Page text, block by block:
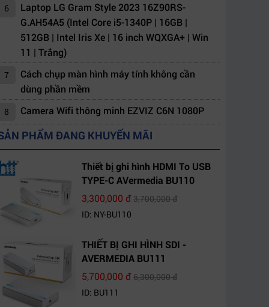
6
Laptop LG Gram Style 2023 16Z90RS-
G.AH54A5 (Intel Core i5-1340P | 16GB |
512GB | Intel Iris Xe | 16 inch WQXGA+ | Win
11 | Trắng)
7
Cách chụp màn hình máy tính không cần
dùng phần mềm
8 Camera Wifi thông minh EZVIZ C6N 1080P
PHẨM ĐANG KHUYẾN MÃI
Thiết bị ghi hình HDMI To USB
TYPE-C AVermedia BU110
3,300,000 đ3,700,000 đ
ID: NY-BU110
THIẾT BỊ GHI HÌNH SDI -
AVERMEDIA BU111
5,700,000 đ6,300,000 đ
ID: BU111